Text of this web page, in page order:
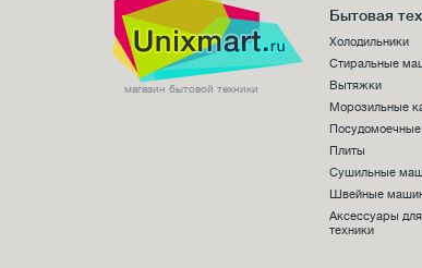
магазин бытовой техники
Бытовая
Холодильники
Стиральные
Вытяжки
Морозильные
Плиты
Сушильные
Швейные
Аксессуары
техники